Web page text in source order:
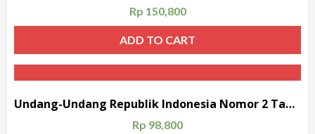
Rp 150,800
ADD TO CART
Undang-Undang Republik Indonesia Nomor 2 Tahun 2017 Tentang Jasa Konstruksi
Rp 98,800